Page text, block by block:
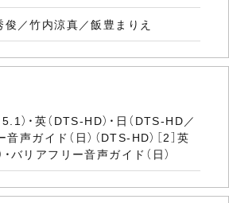
俊／竹内涼真／飯豊まりえ
）・英（DTS-HD）・日（DTS-HD／
声ガイド（日）（DTS-HD）［2］英
・バリアフリー音声ガイド（日）